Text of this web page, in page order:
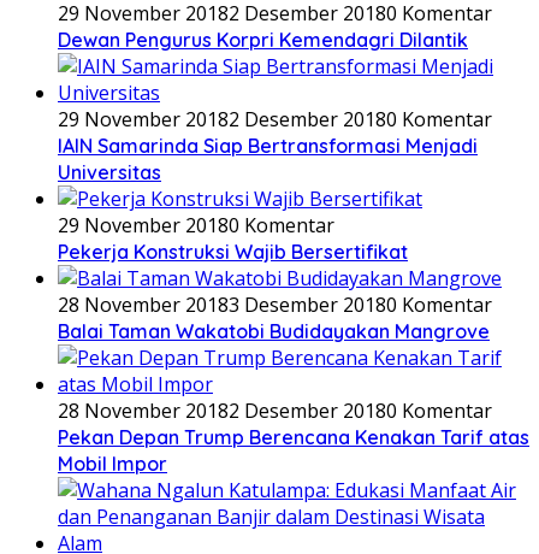
29 November 20182 Desember 20180 Komentar
Dewan Pengurus Korpri Kemendagri Dilantik
29 November 20182 Desember 20180 Komentar
IAIN Samarinda Siap Bertransformasi Menjadi
Universitas
29 November 20180 Komentar
Pekerja Konstruksi Wajib Bersertifikat
28 November 20183 Desember 20180 Komentar
Balai Taman Wakatobi Budidayakan Mangrove
28 November 20182 Desember 20180 Komentar
Pekan Depan Trump Berencana Kenakan Tarif atas
Mobil Impor